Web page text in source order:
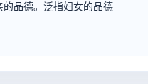
品德。泛指妇女的品德